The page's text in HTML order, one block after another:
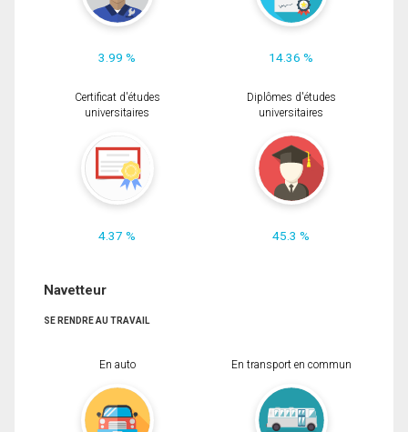
3.99 % 14.36 %
Certificat d'études
universitaires
4.37 %
Diplômes d'études
universitaires
45.3 %
Navetteur
SE RENDRE AU TRAVAIL
En auto En transport en commun